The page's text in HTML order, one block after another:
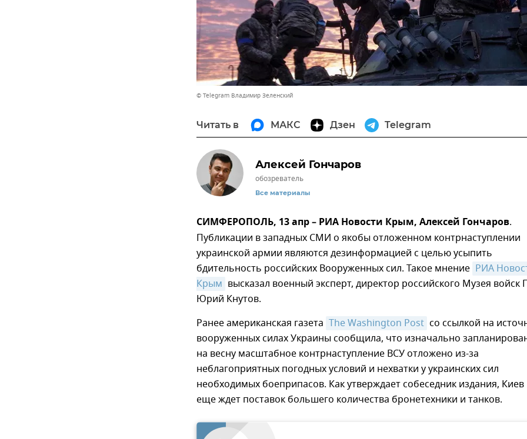
© Telegram Владимир Зеленский
Читать в МАКС Дзен Telegram
Алексей Гончаров
обозреватель
Все материалы
СИМФЕРОПОЛЬ, 13 апр – РИА Новости Крым, Алексей Гончаров.
Публикации в западных СМИ о якобы отложенном контрнаступлении
украинской армии являются дезинформацией с целью усыпить
бдительность российских Вооруженных сил. Такое мнение РИА
Крым высказал военный эксперт, директор российского Музея войск
Юрий Кнутов.
Ранее американская газета The Washington Post со ссылкой на
вооруженных силах Украины сообщила, что изначально
на весну масштабное контрнаступление ВСУ отложено из-за
неблагоприятных погодных условий и нехватки у украинских сил
необходимых боеприпасов. Как утверждает собеседник издания, Киев
еще ждет поставок большего количества бронетехники и танков.